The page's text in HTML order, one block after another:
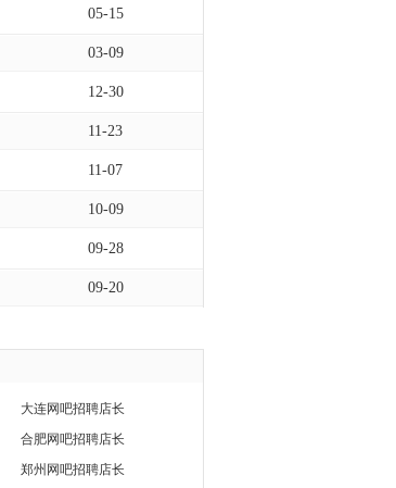
05-15
03-09
12-30
11-23
11-07
10-09
09-28
09-20
大连网吧招聘店长
合肥网吧招聘店长
郑州网吧招聘店长